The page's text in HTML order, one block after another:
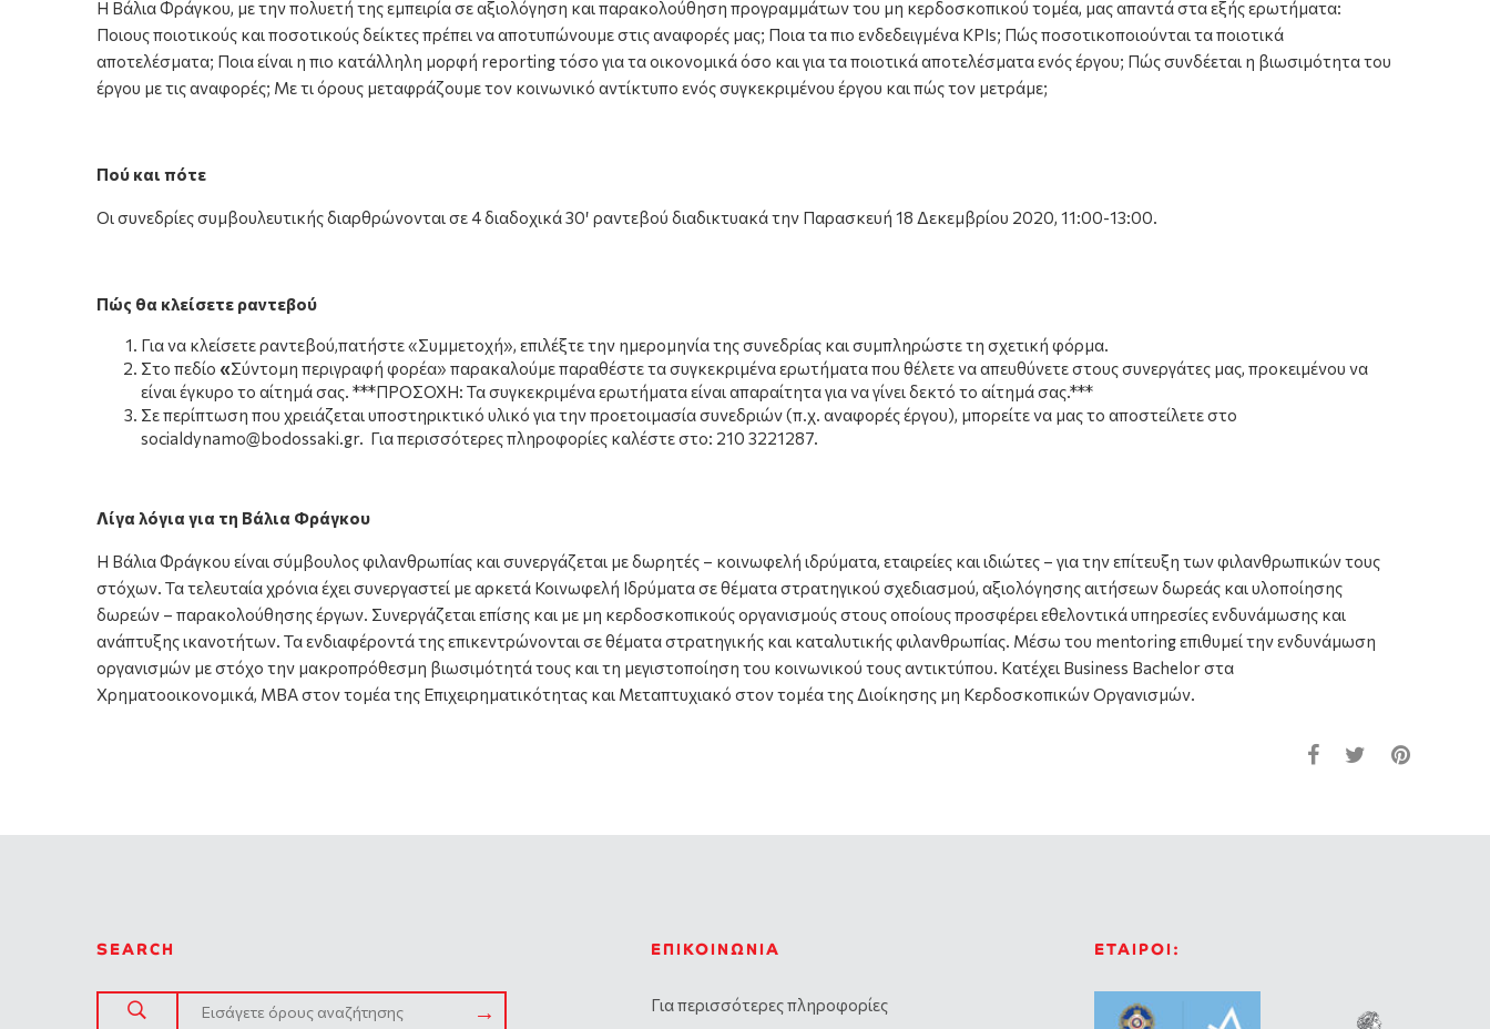
Η Βάλια Φράγκου, με την πολυετή της εμπειρία σε αξιολόγηση και παρακολούθηση προγραμμάτων του μη κερδοσκοπικού τομέα, μας απαντά στα εξής ερωτήματα:
Ποιους ποιοτικούς και ποσοτικούς δείκτες πρέπει να αποτυπώνουμε στις αναφορές μας; Ποια τα πιο ενδεδειγμένα KPIs; Πώς ποσοτικοποιούνται τα ποιοτικά
αποτελέσματα; Ποια είναι η πιο κατάλληλη μορφή reporting τόσο για τα οικονομικά όσο και για τα ποιοτικά αποτελέσματα ενός έργου; Πώς συνδέεται η βιωσιμότητα του
έργου με τις αναφορές; Με τι όρους μεταφράζουμε τον κοινωνικό αντίκτυπο ενός συγκεκριμένου έργου και πώς τον μετράμε;
Πού και πότε
Οι συνεδρίες συμβουλευτικής διαρθρώνονται σε 4 διαδοχικά 30′ ραντεβού διαδικτυακά την Παρασκευή 18 Δεκεμβρίου 2020, 11:00-13:00.
Πώς θα κλείσετε ραντεβού
Για να κλείσετε ραντεβού,πατήστε «Συμμετοχή», επιλέξτε την ημερομηνία της συνεδρίας και συμπληρώστε τη σχετική φόρμα.
Στο πεδίο «Σύντομη περιγραφή φορέα» παρακαλούμε παραθέστε τα συγκεκριμένα ερωτήματα που θέλετε να απευθύνετε στους συνεργάτες μας, προκειμένου να
είναι έγκυρο το αίτημά σας. ***ΠΡΟΣΟΧΗ: Τα συγκεκριμένα ερωτήματα είναι απαραίτητα για να γίνει δεκτό το αίτημά σας.***
Σε περίπτωση που χρειάζεται υποστηρικτικό υλικό για την προετοιμασία συνεδριών (π.χ. αναφορές έργου), μπορείτε να μας το αποστείλετε στο
socialdynamo@bodossaki.gr. Για περισσότερες πληροφορίες καλέστε στο: 210 3221287.
Λίγα λόγια για τη Βάλια Φράγκου
H Βάλια Φράγκου είναι σύμβουλος φιλανθρωπίας και συνεργάζεται με δωρητές – κοινωφελή ιδρύματα, εταιρείες και ιδιώτες – για την επίτευξη των φιλανθρωπικών τους
στόχων. Τα τελευταία χρόνια έχει συνεργαστεί με αρκετά Κοινωφελή Ιδρύματα σε θέματα στρατηγικού σχεδιασμού, αξιολόγησης αιτήσεων δωρεάς και υλοποίησης
δωρεών – παρακολούθησης έργων. Συνεργάζεται επίσης και με μη κερδοσκοπικούς οργανισμούς στους οποίους προσφέρει εθελοντικά υπηρεσίες ενδυνάμωσης και
ανάπτυξης ικανοτήτων. Τα ενδιαφέροντά της επικεντρώνονται σε θέματα στρατηγικής και καταλυτικής φιλανθρωπίας. Μέσω του mentoring επιθυμεί την ενδυνάμωση
οργανισμών με στόχο την μακροπρόθεσμη βιωσιμότητά τους και τη μεγιστοποίηση του κοινωνικού τους αντικτύπου. Κατέχει Business Bachelor στα
Χρηματοοικονομικά, MBA στον τομέα της Επιχειρηματικότητας και Μεταπτυχιακό στον τομέα της Διοίκησης μη Κερδοσκοπικών Οργανισμών.
SEARCH ΕΠΙΚΟΙΝΩΝΊΑ
Για περισσότερες πληροφορίες
ΕΤΑΙΡΟΙ: